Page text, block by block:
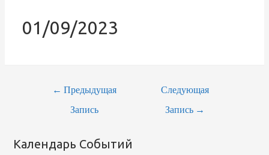
01/09/2023
Навигация
← Предыдущая
Запись
Следующая
Запись →
Календарь Событий